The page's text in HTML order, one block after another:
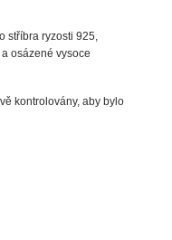
stříbra ryzosti 925,
osázené vysoce
kontrolovány, aby bylo